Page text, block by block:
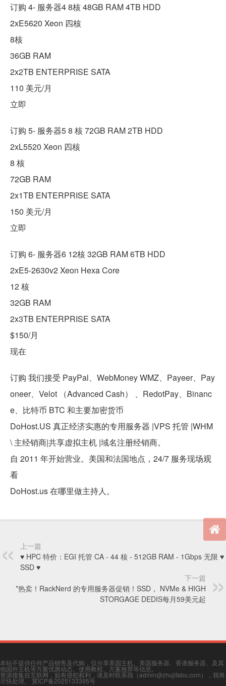
订购 4- 服务器4 8核 48GB RAM 4TB HDD
2xE5620 Xeon 四核
8核
36GB RAM
2x2TB ENTERPRISE SATA
110 美元/月
立即
订购 5- 服务器5 8 核 72GB RAM 2TB HDD
2xL5520 Xeon 四核
8 核
72GB RAM
2x1TB ENTERPRISE SATA
150 美元/月
立即
订购 6- 服务器6 12核 32GB RAM 6TB HDD
2xE5-2630v2 Xeon Hexa Core
12 核
32GB RAM
2x3TB ENTERPRISE SATA
$150/月
现在
订购 我们接受 PayPal、WebMoney WMZ、Payeer、Pay
oneer、Velot （Advanced Cash） 、RedotPay、Binanc
e、比特币 BTC 和主要加密货币
DoHost.US 真正经济实惠的专用服务器 |VPS 托管 |WHM
\ 主经销商|共享虚拟主机 |域名注册经销商。
自 2011 年开始营业。美国和法国地点，24/7 服务现场观
看
DoHost.us 在哪里做主持人。
上一篇
♥ HPC 特价：EGI 托管 CA - 44 核 - 512GB RAM - 1Gbps 无限 ♥
SSD ♥
下一篇
*热卖！RackNerd 的专用服务器促销！SSD， NVMe & HIGH
STORGAGE DEDIS每月59美元起
本站不提供任何产品销售及代购，仅分享美国主机、美国服务器、香港服务器、及其
他国外主机等方案优惠动态、使用教程、方案推荐等信息。
资源搜集自互联网，如有侵犯权利，请及时联系我（admin@zhujifabu.com），我将
尽快处理。冀ICP备2025133395号